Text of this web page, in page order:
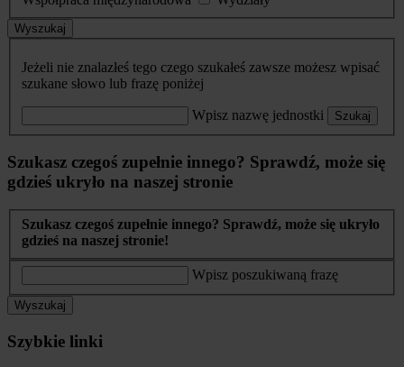
Wyszukaj
Jeżeli nie znalazłeś tego czego szukałeś zawsze możesz wpisać
szukane słowo lub frazę poniżej
Wpisz nazwę jednostki Szukaj
Szukasz czegoś zupełnie innego? Sprawdź, może się
gdzieś ukryło na naszej stronie
Szukasz czegoś zupełnie innego? Sprawdź, może się ukryło
gdzieś na naszej stronie!
Wpisz poszukiwaną frazę
Wyszukaj
Szybkie linki